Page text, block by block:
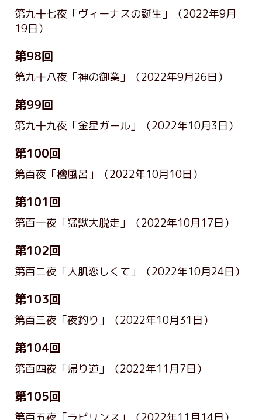
第九十七夜「ヴィーナスの誕生」
（2022年9月
19日）
第98回
第九十八夜「神の御業」 （2022年9月26日）
第99回
第九十九夜「金星ガール」 （2022年10月3日）
第100回
第百夜「檜風呂」 （2022年10月10日）
第101回
第百一夜「猛獣大脱走」 （2022年10月17日）
第102回
第百二夜「人肌恋しくて」 （2022年10月24日）
第103回
第百三夜「夜釣り」 （2022年10月31日）
第104回
第百四夜「帰り道」 （2022年11月7日）
第105回